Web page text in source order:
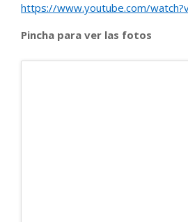
https://www.youtube.com/
Pincha para ver las fotos